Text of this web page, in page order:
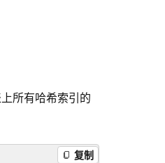
所有哈希索引的
复制